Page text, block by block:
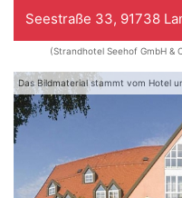
Seestraße 33, 91738
(Strandhotel Seehof GmbH &
Das Bildmaterial stammt vom Hotel